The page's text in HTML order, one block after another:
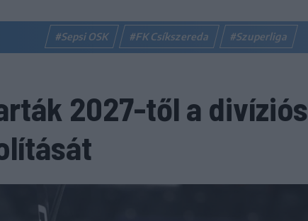
#Sepsi OSK #FK Csíkszereda #Szuperliga
2027-től a divíziós